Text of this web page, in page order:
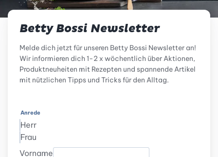
Betty Bossi Newsletter
Melde dich jetzt für unseren Betty Bossi Newsletter an!
Wir informieren dich 1-2 x wöchentlich über Aktionen,
Produktneuheiten mit Rezepten und spannende Artikel
mit nützlichen Tipps und Tricks für den Alltag.
Anrede
Herr
Frau
Vorname